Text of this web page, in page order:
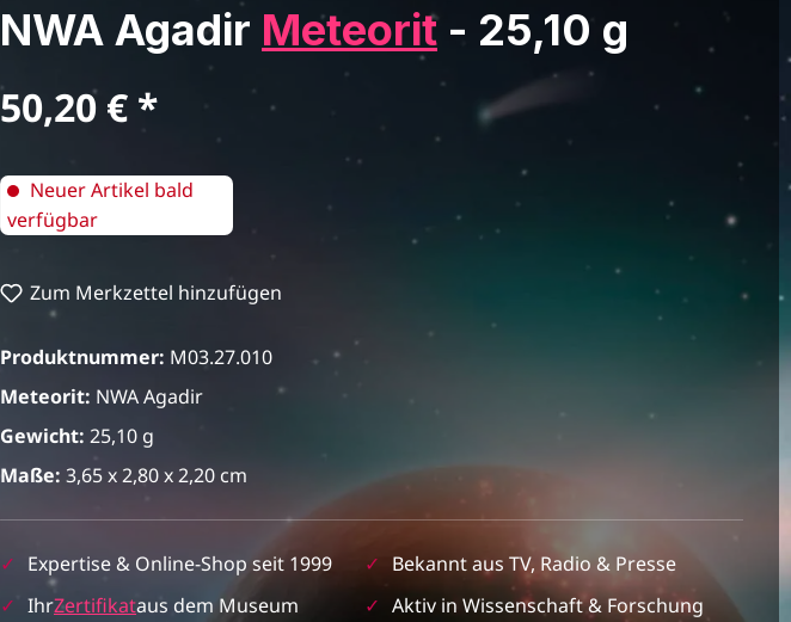
NWA Agadir Meteorit - 25,10 g
Regulärer Preis:
50,20 €
Neuer Artikel bald
verfügbar
Zum Merkzettel hinzufügen
Produktnummer: M03.27.010
Meteorit: NWA Agadir
Gewicht: 25,10 g
Maße: 3,65 x 2,80 x 2,20 cm
✓ Expertise & Online-Shop seit 1999 ✓ Bekannt aus TV, Radio & Presse
✓ IhrZertifikataus dem Museum ✓ Aktiv in Wissenschaft & Forschung